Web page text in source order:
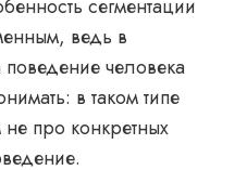
сегментации
ведь в
поведение человека
в таком типе
про конкретных